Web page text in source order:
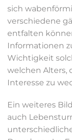
sich
verschiedene
entfalten
Informationen
Wichtigkeit
welchen Alters,
Interesse zu
Ein weiteres
auch